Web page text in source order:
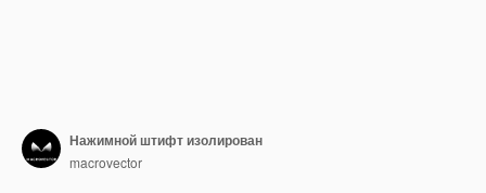
Нажимной штифт изолирован
macrovector